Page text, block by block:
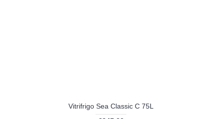
Vitrifrigo Sea Classic C 75L